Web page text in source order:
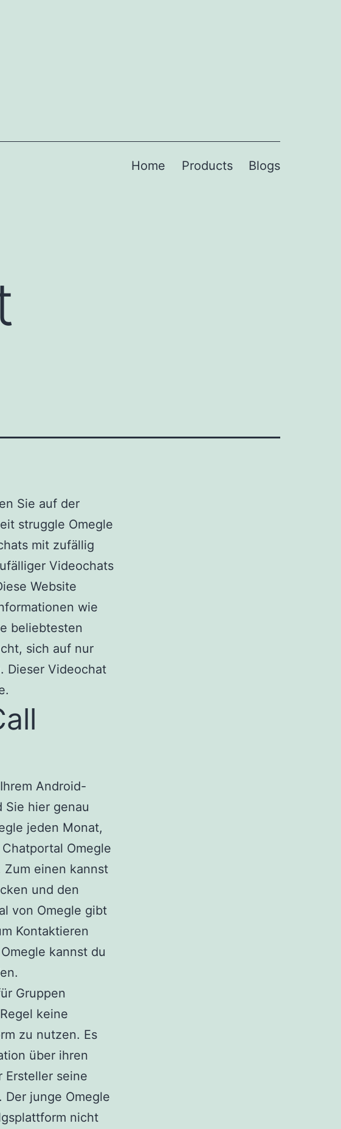
Home Products Blogs
Sie auf der
struggle Omegle
mit zufällig
Videochats
Website
wie
beliebtesten
sich auf nur
Dieser Videochat
Android-
Sie hier genau
jeden Monat,
Omegle
einen kannst
und den
von Omegle gibt
Kontaktieren
kannst du
Gruppen
keine
zu nutzen. Es
über ihren
Ersteller seine
junge Omegle
nicht